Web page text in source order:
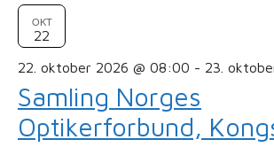
OKT
22
22. oktober 2026 @ 08:00 - 23.
Samling Norges
Optikerforbund,